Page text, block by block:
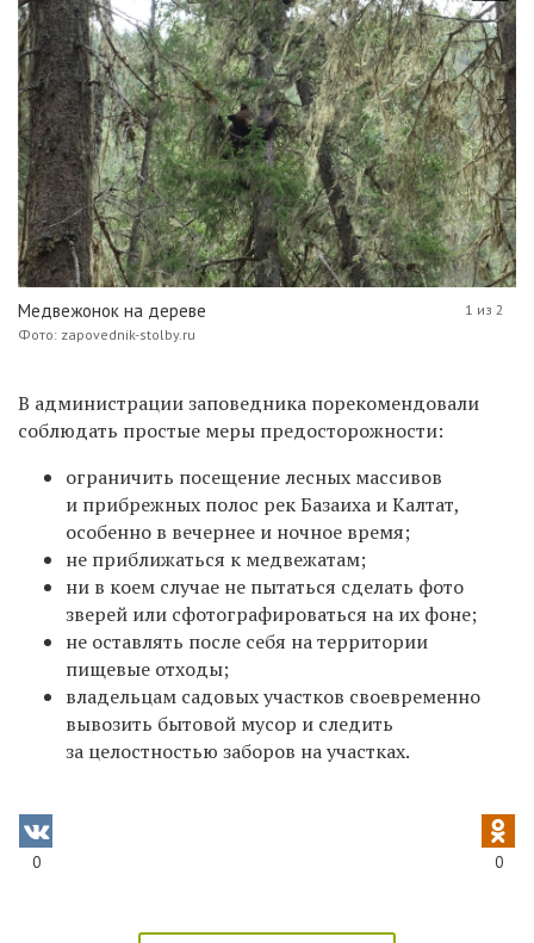
Медвежонок на дереве
Фото: zapovednik-stolby.ru
1 из 2
В администрации заповедника порекомендовали
соблюдать простые меры предосторожности:
ограничить посещение лесных массивов
и прибрежных полос рек Базаиха и Калтат,
особенно в вечернее и ночное время;
не приближаться к медвежатам;
ни в коем случае не пытаться сделать фото
зверей или сфотографироваться на их фоне;
не оставлять после себя на территории
пищевые отходы;
владельцам садовых участков своевременно
вывозить бытовой мусор и следить
за целостностью заборов на участках.
0 0